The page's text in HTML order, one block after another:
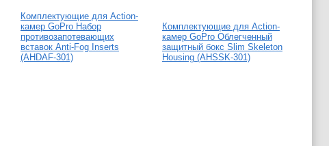
Комплектующие для Action-
камер GoPro Набор
противозапотевающих
вставок Anti-Fog Inserts
(AHDAF-301)
Комплектующие для Action-
камер GoPro Облегченный
защитный бокс Slim Skeleton
Housing (AHSSK-301)